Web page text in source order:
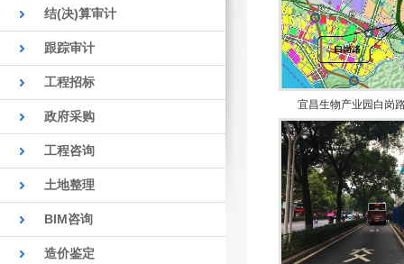
结(决)算审计
跟踪审计
工程招标
政府采购
工程咨询
土地整理
BIM咨询
造价鉴定
宜昌生物产业园白